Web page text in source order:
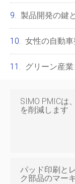
製品開発の鍵
女性の自動車整
グリーン産業:よ
SIMO PMICは
を削減します
パッド印刷と
ク部品のマー